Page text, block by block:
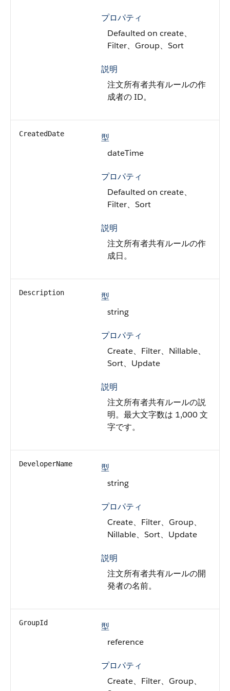
プロパティ
Defaulted on create、
Filter、Group、Sort
説明
注文所有者共有ルールの作
成者の ID。
CreatedDate
型
dateTime
プロパティ
Defaulted on create、
Filter、Sort
説明
注文所有者共有ルールの作
成日。
Description
型
string
プロパティ
Create、Filter、Nillable、
Sort、Update
説明
注文所有者共有ルールの説
明。最大文字数は 1,000 文
字です。
DeveloperName
型
string
プロパティ
Create、Filter、Group、
Nillable、Sort、Update
説明
注文所有者共有ルールの開
発者の名前。
GroupId
型
reference
プロパティ
Create、Filter、Group、